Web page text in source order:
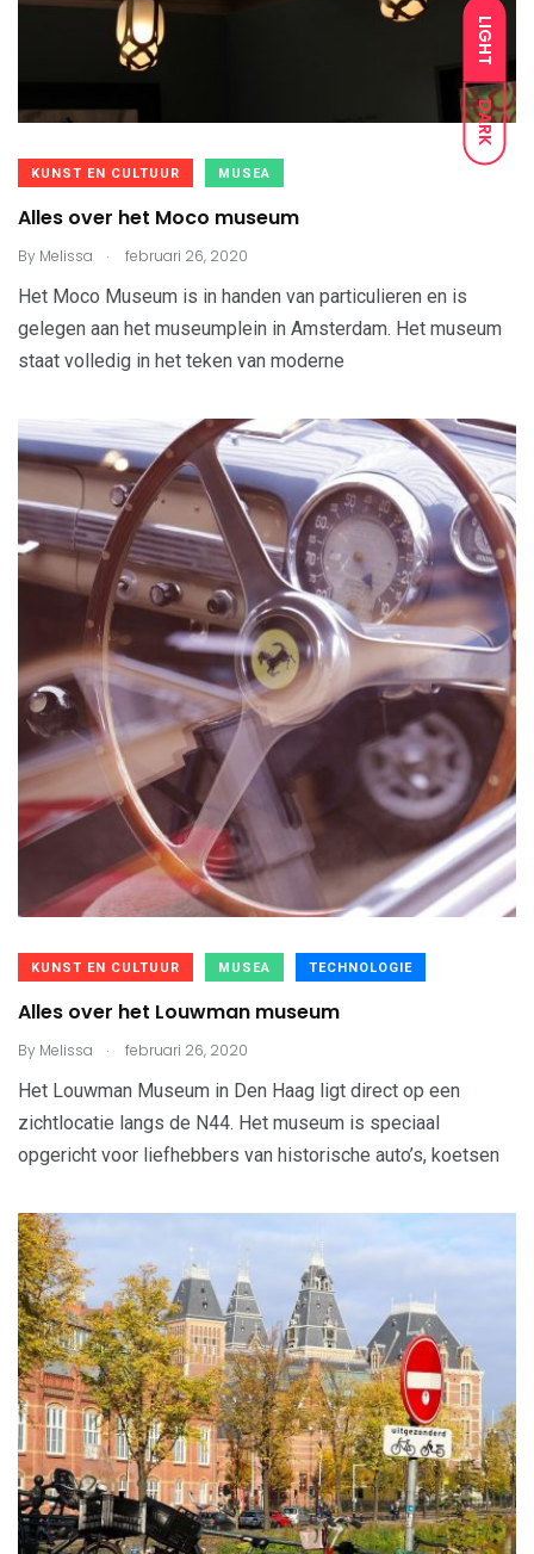
LIGHT
DARK
KUNST EN CULTUUR MUSEA
Alles over het Moco museum
By Melissa . februari 26, 2020
Het Moco Museum is in handen van particulieren en is
gelegen aan het museumplein in Amsterdam. Het museum
staat volledig in het teken van moderne
KUNST EN CULTUUR MUSEA TECHNOLOGIE
Alles over het Louwman museum
By Melissa . februari 26, 2020
Het Louwman Museum in Den Haag ligt direct op een
zichtlocatie langs de N44. Het museum is speciaal
opgericht voor liefhebbers van historische auto’s, koetsen